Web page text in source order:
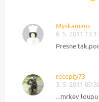
Myskamaus
6. 5. 2011
Presne
recepty73
3. 5. 2011
...mrkev